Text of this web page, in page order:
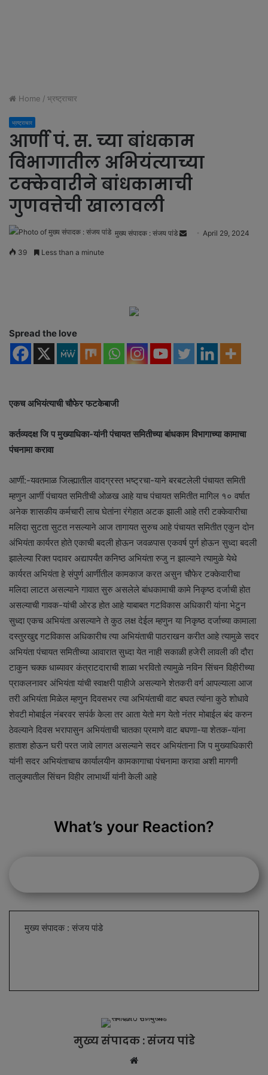
Home / भ्रष्ट्राचार
भ्रष्ट्राचार
आर्णी पं. स. च्या बांधकाम
विभागातील अभियंत्याच्या
टक्केवारीने बांधकामाची
गुणवत्तेची खालावली
मुख्य संपादक : संजय पांडे
a
i
April 29, 2024
39 Less than a minute
Spread the love
एकच अभियंत्याची चौफेर फटकेबाजी
कर्तव्यदक्ष जि प मुख्याधिका-यांनी पंचायत समितीच्या बांधकाम विभागाच्या कामाचा
पंचनामा करावा
आर्णी:-यवतमाळ जिल्ह्यातील वादग्रस्त भष्ट्रचा-याने बरबटलेली पंचायत समिती
म्हणुन आर्णी पंचायत समितीची ओळख आहे याच पंचायत समितीत मागिल १० वर्षात
अनेक शासकीय कर्मचारी लाच घेतांना रंगेहात अटक झाली आहे तरी टक्केवारीचा
मलिदा सुटता सुटत नसल्याने आज तागायत सुरुच आहे पंचायत समितीत एकुन दोन
अंभियंता कार्यरत होते एकाची बदली होऊन जवळपास एकवर्ष पुर्ण होऊन सुध्दा बदली
झालेल्या रिक्त पदावर अद्यापर्यंत कनिष्ठ अभियंता रुजु न झाल्याने त्यामुळे येथे
कार्यरत अभियंता हे संपुर्ण आर्णीतील कामकाज करत असुन चौफेर टक्केवारीचा
मलिदा लाटत असल्याने गावात सुरु असलेले बांधकामाची कामे निकृष्ठ दर्जाची होत
असल्याची गावक-यांची ओरड होत आहे याबाबत गटविकास अधिकारी यांना भेटुन
सुध्दा एकच अभियंता असल्याने ते कुठ लक्ष देईल म्हणुन या निकृष्ठ दर्जाच्या कामाला
दस्तुरखुद्द गटविकास अधिकारीच त्या अभियंताची पाठराखन करीत आहे त्यामुळे सदर
अभियंता पंचायत समितीच्या आवारात सुध्दा येत नाही सकाळी हजेरी लावली की दौरा
टाकुन चक्क धाब्यावर कंत्राटदाराची शाळा भरवितो त्यामुळे नविन सिंचन विहीरीच्या
प्राकलनावर अंभियंता यांची स्वाक्षरी पाहीजे असल्याने शेतकरी वर्ग आपल्याला आज
तरी अभियंता मिळेल म्हणुन दिवसभर त्या अभियंताची वाट बघत त्यांना कुठे शोधावे
शेवटी मोबाईल नंबरवर सपंर्क केला तर आता येतो मग येतो नंतर मोबाईल बंद करुन
ठेवल्याने दिवस भरापासुन अभियंताची चातका प्रमाणे वाट बघणा-या शेतक-यांना
हाताश होऊन घरी परत जावे लागत असल्याने सदर अभियंताना जि प मुख्याधिकारी
यांनी सदर अभियंताचाच कार्यालयीन कामकागाचा पंचनामा करावा अशी मागणी
तालुक्यातील सिंचन विहीर लाभार्थी यांनी केली आहे
What’s your Reaction?
मुख्य संपादक : संजय पांडे
मुख्य संपादक : संजय पांडे